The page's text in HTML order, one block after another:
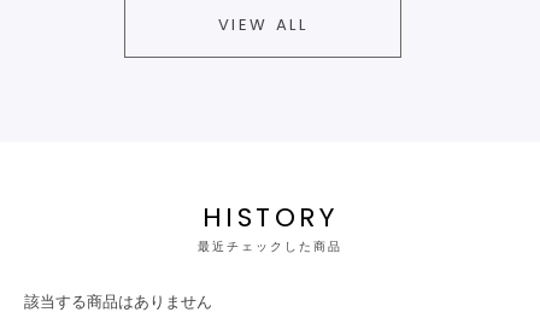
VIEW ALL
HISTORY
最近チェックした商品
該当する商品はありません